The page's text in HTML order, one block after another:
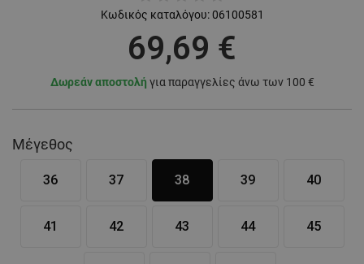
Κωδικός καταλόγου: 06100581
69,69 €
Δωρεάν αποστολή για παραγγελίες άνω των 100 €
Μέγεθος
36 37 38 39 40
41 42 43 44 45